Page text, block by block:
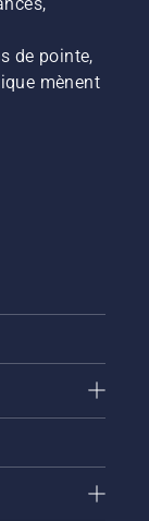
de pointe,
mènent